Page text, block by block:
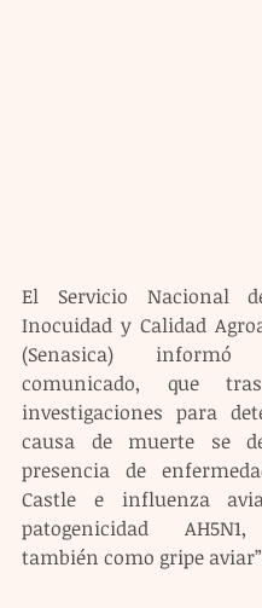
El Servicio Nacional
Inocuidad y Calidad
(Senasica)
comunicado, que
investigaciones para
causa de muerte se
presencia de
Castle e influenza
patogenicidad
también como gripe